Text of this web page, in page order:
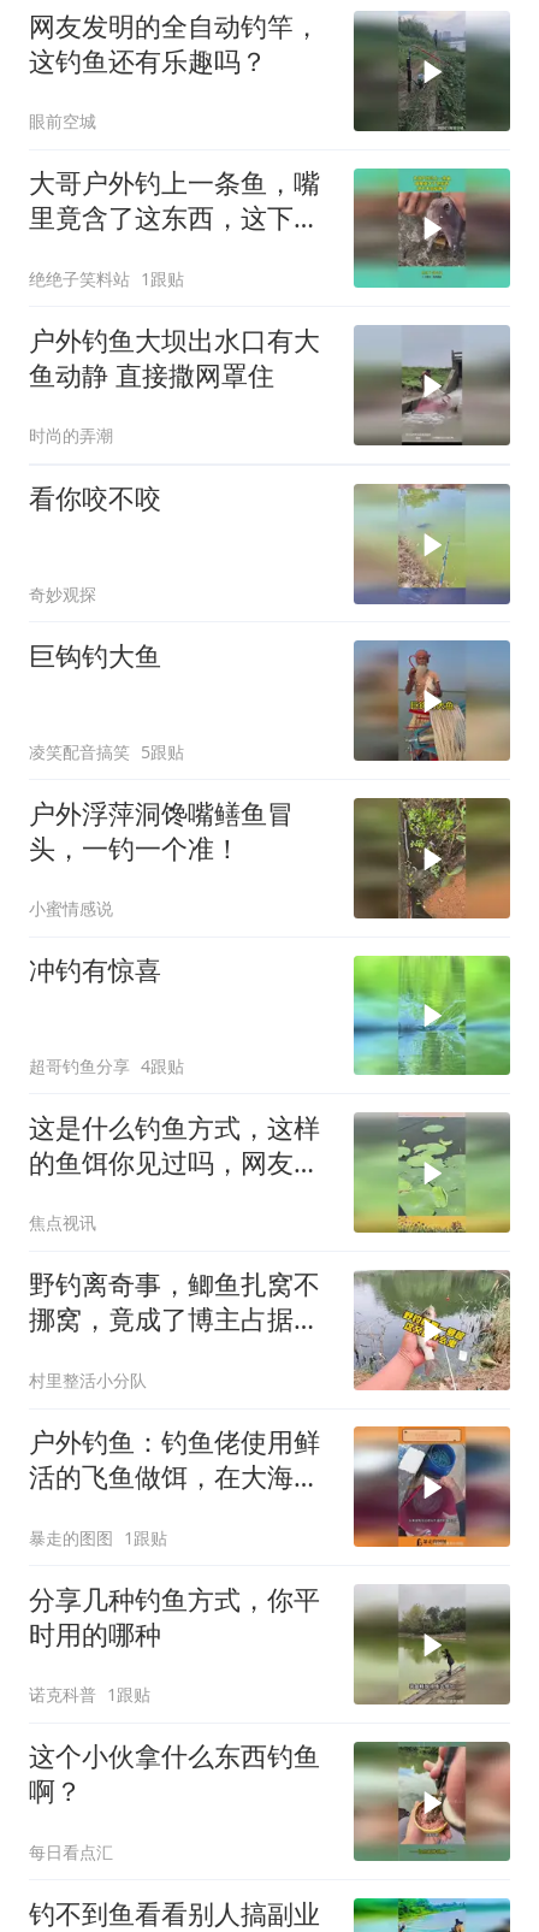
网友发明的全自动钓竿，
这钓鱼还有乐趣吗？
眼前空城
大哥户外钓上一条鱼，嘴
里竟含了这东西，这下大
绝绝子笑料站 1跟贴
户外钓鱼大坝出水口有大
鱼动静 直接撒网罩住
时尚的弄潮
看你咬不咬
奇妙观探
巨钩钓大鱼
凌笑配音搞笑 5跟贴
户外浮萍洞馋嘴鳝鱼冒
头，一钓一个准！
小蜜情感说
冲钓有惊喜
超哥钓鱼分享 4跟贴
这是什么钓鱼方式，这样
的鱼饵你见过吗，网友：
焦点视讯
野钓离奇事，鲫鱼扎窝不
挪窝，竟成了博主占据自
村里整活小分队
户外钓鱼：钓鱼佬使用鲜
活的飞鱼做饵，在大海中
暴走的图图 1跟贴
分享几种钓鱼方式，你平
时用的哪种
诺克科普 1跟贴
这个小伙拿什么东西钓鱼
啊？
每日看点汇
钓不到鱼看看别人搞副业